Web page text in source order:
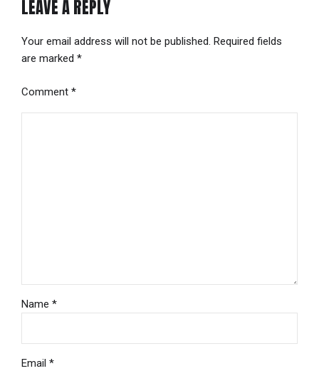
LEAVE A REPLY
Your email address will not be published. Required fields
are marked *
Comment *
Name *
Email *